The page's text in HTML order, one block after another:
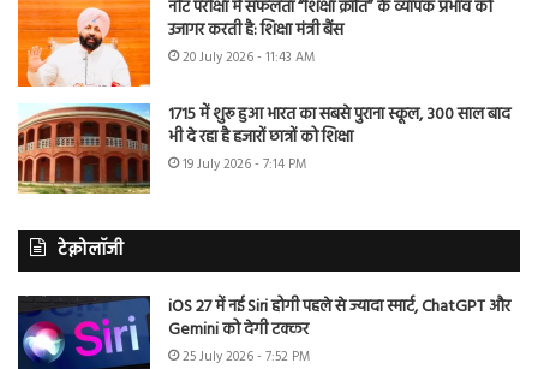
नीट परीक्षा में सफलता “शिक्षा क्रांति” के व्यापक प्रभाव को
उजागर करती है: शिक्षा मंत्री बैंस
20 July 2026 - 11:43 AM
1715 में शुरू हुआ भारत का सबसे पुराना स्कूल, 300 साल बाद
भी दे रहा है हजारों छात्रों को शिक्षा
19 July 2026 - 7:14 PM
टेक्नोलॉजी
iOS 27 में नई Siri होगी पहले से ज्यादा स्मार्ट, ChatGPT और
Gemini को देगी टक्कर
25 July 2026 - 7:52 PM